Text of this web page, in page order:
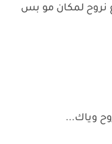
نروح لمكان مو بس
وياك...